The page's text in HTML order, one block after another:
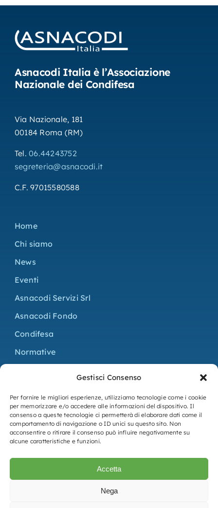
Gestisci Consenso
Per fornire le migliori esperienze, utilizziamo tecnologie come i cookie
per memorizzare e/o accedere alle informazioni del dispositivo. Il
consenso a queste tecnologie ci permetterà di elaborare dati come il
comportamento di navigazione o ID unici su questo sito. Non
acconsentire o ritirare il consenso può influire negativamente su
alcune caratteristiche e funzioni.
Accetta
Nega
Asnacodi Italia è l’Associazione
Nazionale dei Condifesa
Via Nazionale, 181
00184 Roma (RM)
Tel.06.44243752
segreteria@asnacodi.it
C.F. 97015580588
Home
Chi siamo
News
Eventi
Asnacodi Servizi Srl
Asnacodi Fondo
Condifesa
Normative
Bilancio
Statuto e regolamento
Adempimenti L. 124/2017
Privacy Policy